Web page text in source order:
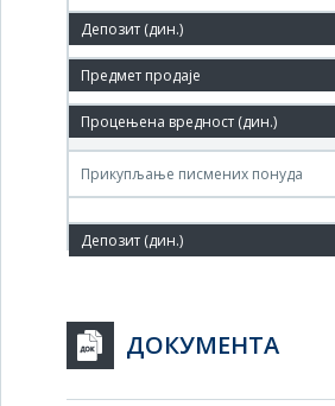
190,000 РСД
06. дец.'06.
ППП ПЧИЊА, Лењинова 1, Трговиште
Прикупљање писмених понуда
ДОКУМЕНТА